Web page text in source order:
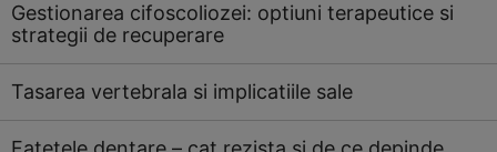
Gestionarea cifoscoliozei: optiuni terapeutice si
strategii de recuperare
Tasarea vertebrala si implicatiile sale